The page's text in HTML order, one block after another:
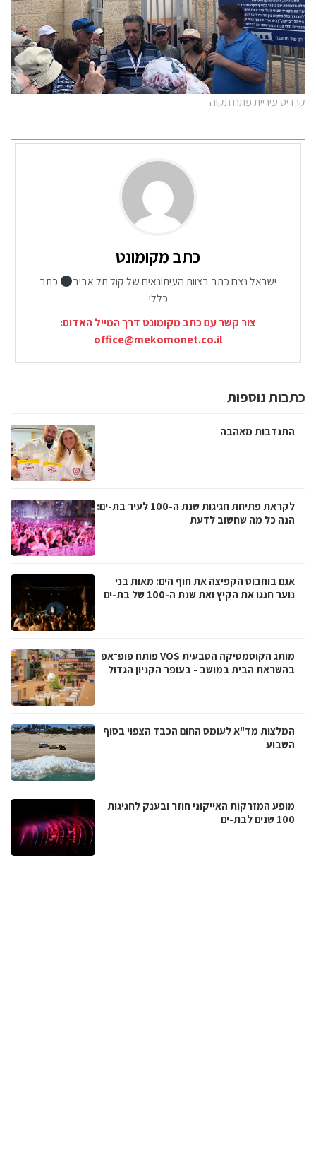
קרדיט עיריית פתח תקוה
כתב מקומונט
ישראל נצח כתב בצוות העיתונאים של קול תל אביב
כתב
כללי
צור קשר עם כתב מקומונט דרך המייל האדום:
office@mekomonet.co.il
כתבות נוספות
התנדבות מאהבה
לקראת פתיחת חגיגות שנת ה-100 לעיר בת-ים:
הנה כל מה שחשוב לדעת
אגם בוחבוט הקפיצה את חוף הים: מאות בני
נוער חגגו את הקיץ ואת שנת ה-100 של בת-ים
מותג הקוסמטיקה הטבעית VOS פותח פופ־אפ
בהשראת הבית במושב - בעופר הקניון הגדול
המלצות מד"א לעומס החום הכבד הצפוי בסוף
השבוע
מופע המזרקות האייקוני חוזר ובענק לחגיגות
100 שנים לבת-ים